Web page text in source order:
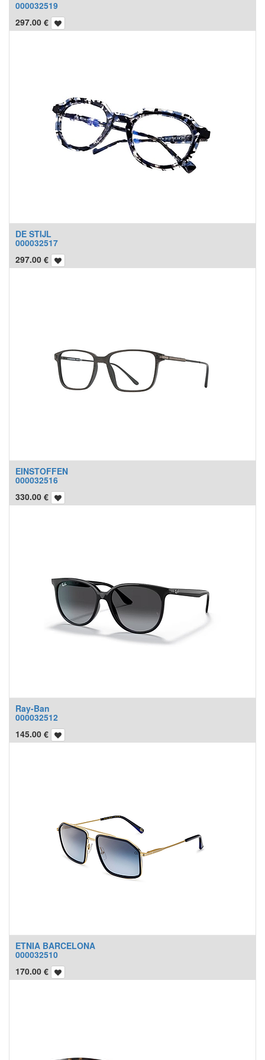
000032519
297.00 €
DE STIJL
000032517
297.00 €
EINSTOFFEN
000032516
330.00 €
Ray-Ban
000032512
145.00 €
ETNIA BARCELONA
000032510
170.00 €